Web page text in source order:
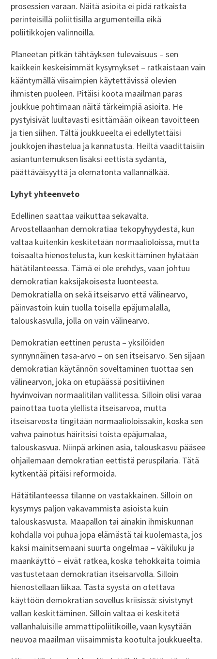
prosessien varaan. Näitä asioita ei pidä ratkaista
perinteisillä poliittisilla argumenteilla eikä
poliitikkojen valinnoilla.
Planeetan pitkän tähtäyksen tulevaisuus – sen
kaikkein keskeisimmät kysymykset – ratkaistaan vain
kääntymällä viisaimpien käytettävissä olevien
ihmisten puoleen. Pitäisi koota maailman paras
joukkue pohtimaan näitä tärkeimpiä asioita. He
pystyisivät luultavasti esittämään oikean tavoitteen
ja tien siihen. Tältä joukkueelta ei edellytettäisi
joukkojen ihastelua ja kannatusta. Heiltä vaadittaisiin
asiantuntemuksen lisäksi eettistä sydäntä,
päättäväisyyttä ja olematonta vallannälkää.
Lyhyt yhteenveto
Edellinen saattaa vaikuttaa sekavalta.
Arvostellaanhan demokratiaa tekopyhyydestä, kun
valtaa kuitenkin keskitetään normaalioloissa, mutta
toisaalta hienostelusta, kun keskittäminen hylätään
hätätilanteessa. Tämä ei ole erehdys, vaan johtuu
demokratian kaksijakoisesta luonteesta.
Demokratialla on sekä itseisarvo että välinearvo,
päinvastoin kuin tuolla toisella epäjumalalla,
talouskasvulla, jolla on vain välinearvo.
Demokratian eettinen perusta – yksilöiden
synnynnäinen tasa-arvo – on sen itseisarvo. Sen sijaan
demokratian käytännön soveltaminen tuottaa sen
välinearvon, joka on etupäässä positiivinen
hyvinvoivan normaalitilan vallitessa. Silloin olisi varaa
painottaa tuota ylellistä itseisarvoa, mutta
itseisarvosta tingitään normaalioloissakin, koska sen
vahva painotus häiritsisi toista epäjumalaa,
talouskasvua. Niinpä arkinen asia, talouskasvu pääsee
ohjailemaan demokratian eettistä peruspilaria. Tätä
kytkentää pitäisi reformoida.
Hätätilanteessa tilanne on vastakkainen. Silloin on
kysymys paljon vakavammista asioista kuin
talouskasvusta. Maapallon tai ainakin ihmiskunnan
kohdalla voi puhua jopa elämästä tai kuolemasta, jos
kaksi mainitsemaani suurta ongelmaa – väkiluku ja
maankäyttö – eivät ratkea, koska tehokkaita toimia
vastustetaan demokratian itseisarvolla. Silloin
hienostellaan liikaa. Tästä syystä on otettava
käyttöön demokratian sovellus kriisissä: sivistynyt
vallan keskittäminen. Silloin valtaa ei keskitetä
vallanhaluisille ammattipoliitikoille, vaan kysytään
neuvoa maailman viisaimmista kootulta joukkueelta.